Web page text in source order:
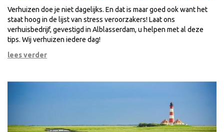
Verhuizen doe je niet dagelijks. En dat is maar goed ook want het
staat hoog in de lijst van stress veroorzakers! Laat ons
verhuisbedrijf, gevestigd in Alblasserdam, u helpen met al deze
tips. Wij verhuizen iedere dag!
lees verder